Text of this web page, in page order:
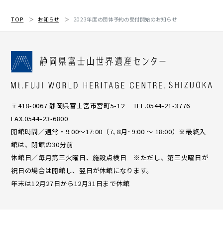
TOP お知らせ 2023年度の団体予約の受付開始のお知らせ
〒418-0067 静岡県富士宮市宮町5-12 TEL.0544-21-3776
FAX.0544-23-6800
開館時間／通常・9:00〜17:00（7､8月･9:00 ～ 18:00）※最終入
館は、閉館の30分前
休館日／毎月第三火曜日、施設点検日 ※ただし、第三火曜日が
祝日の場合は開館し、翌日が休館になります。
年末は12月27日から12月31日まで休館